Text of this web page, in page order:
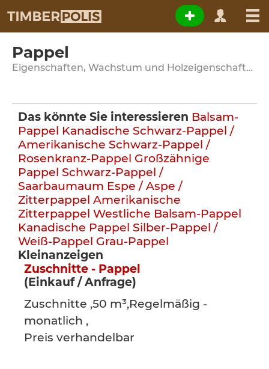
Pappel
Eigenschaften, Wachstum und Holzeigenschaften
Das könnte Sie interessieren Balsam-
Pappel Kanadische Schwarz-Pappel /
Amerikanische Schwarz-Pappel /
Rosenkranz-Pappel Großzähnige
Pappel Schwarz-Pappel /
Saarbaumaum Espe / Aspe /
Zitterpappel Amerikanische
Zitterpappel Westliche Balsam-Pappel
Kanadische Pappel Silber-Pappel /
Weiß-Pappel Grau-Pappel
Kleinanzeigen
Zuschnitte - Pappel
(Einkauf / Anfrage)
Zuschnitte ,50 m³,Regelmäßig -
monatlich ,
Preis verhandelbar